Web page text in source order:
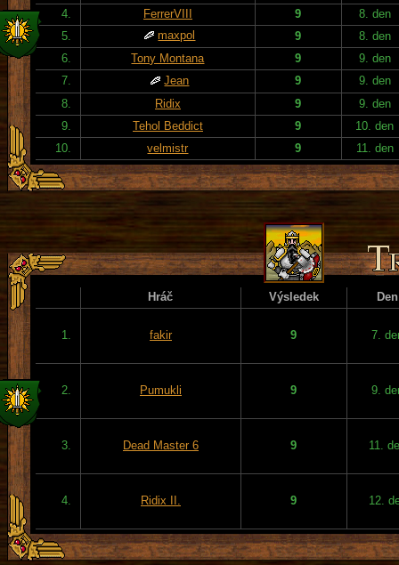
4.
FerrerVIII 9
8. den
5.
maxpol 9
8. den
6.
Tony Montana 9
9. den
7.
Jean 9
9. den
8.
Ridix 9
9. den
9.
Tehol Beddict 9
10. den
10.
velmistr 9 11. den
Hráč Výsledek Den
1. fakir 9 7.
2. Pumukli 9 9.
3. Dead Master 6 9 11.
4. Ridix II. 9 12.